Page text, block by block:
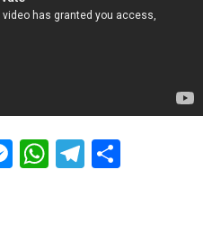
Messenger
WhatsApp
Telegram